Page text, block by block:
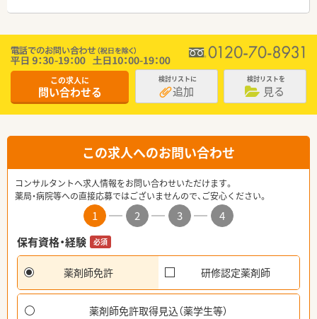
この求人に
問い合わせる
検討リストに
追加
検討リストを
見る
この求人へのお問い合わせ
コンサルタントへ求人情報をお問い合わせいただけます。
薬局・病院等への直接応募ではございませんので、ご安心ください。
1 2 3
4
保有資格・経験
必須
薬剤師免許 研修認定薬剤師
薬剤師免許取得見込（薬学生等）